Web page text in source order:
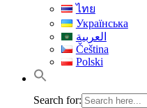
ไทย
Українська
العربية
Čeština
Polski
Search for: